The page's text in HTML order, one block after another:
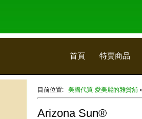
首頁 特賣商品
目前位置: 美國代買-愛美麗的雜貨舖
Arizona Sun®